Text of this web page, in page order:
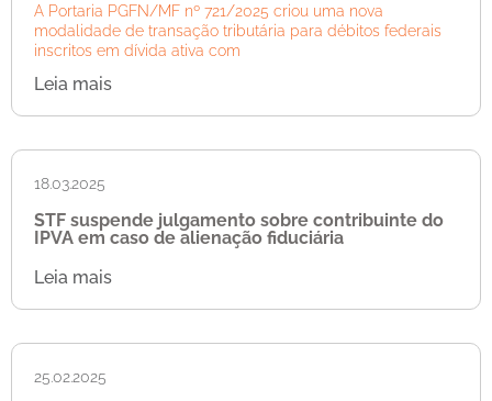
A Portaria PGFN/MF nº 721/2025 criou uma nova
modalidade de transação tributária para débitos federais
inscritos em dívida ativa com
Leia mais
18.03.2025
STF suspende julgamento sobre contribuinte do
IPVA em caso de alienação fiduciária
Leia mais
25.02.2025